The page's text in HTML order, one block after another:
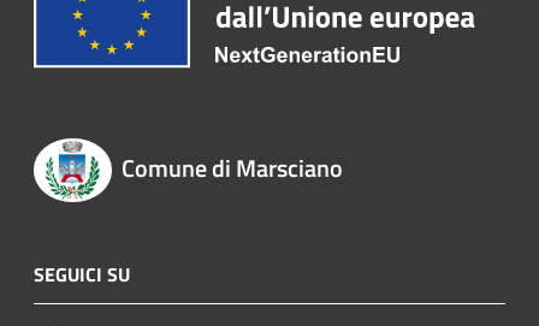
Comune di Marsciano
SEGUICI SU